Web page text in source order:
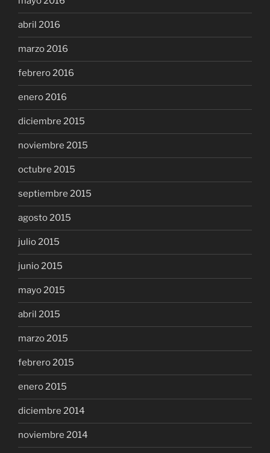
abril 2016
marzo 2016
febrero 2016
enero 2016
diciembre 2015
noviembre 2015
octubre 2015
septiembre 2015
agosto 2015
julio 2015
junio 2015
mayo 2015
abril 2015
marzo 2015
febrero 2015
enero 2015
diciembre 2014
noviembre 2014